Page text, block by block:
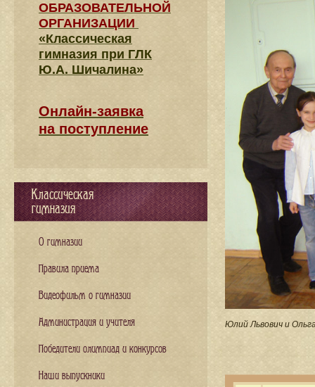
Юлий Львович и
ОБРАЗОВАТЕЛЬНОЙ
ОРГАНИЗАЦИИ
«Классическая
гимназия при ГЛК
Ю.А. Шичалина»
Онлайн-заявка
на поступление
Классическая
гимназия
О гимназии
Правила приема
Видеофильм о гимназии
Администрация и учителя
Победители олимпиад и конкурсов
Наши выпускники